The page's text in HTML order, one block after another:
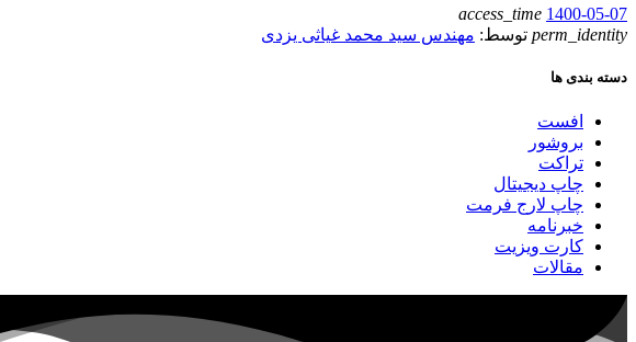
access_time 1400-05-07
perm_identity توسط: مهندس سید محمد غیاثی یزدی
دسته بندی ها
افست
بروشور
تراکت
چاپ دیجیتال
چاپ لارج فرمت
خبرنامه
کارت ویزیت
مقالات